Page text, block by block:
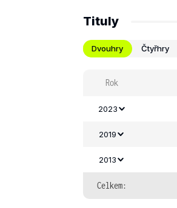
Tituly
Dvouhry Čtyřhry
Rok
2023
2019
2013
Celkem: